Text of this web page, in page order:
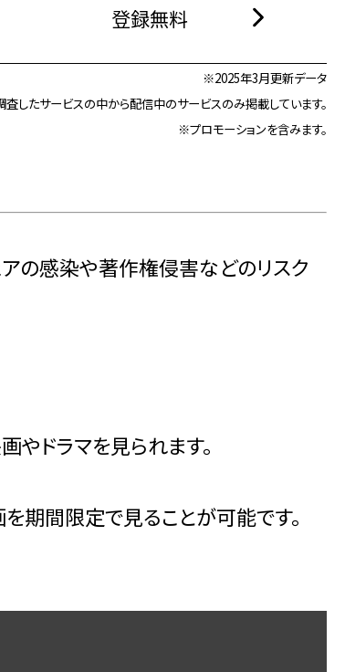
登録無料
※2025年3月更新データ
したサービスの中から配信中のサービスのみ掲載しています。
※プロモーションを含みます。
の感染や著作権侵害などのリスク
ドラマを見られます。
期間限定で見ることが可能です。